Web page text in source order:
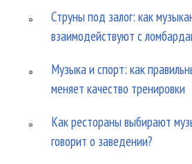
Струны под залог: как
взаимодействуют с
Музыка и спорт: как
меняет качество тренировки
Как рестораны выбирают
говорит о заведении?